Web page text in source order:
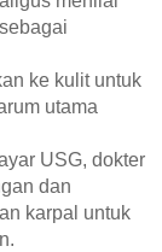
ke kulit untuk
utama
USG, dokter
dan
karpal untuk